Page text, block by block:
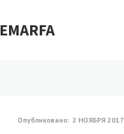
EMARFA
Опубликовано: 2 НОЯБРЯ 2017